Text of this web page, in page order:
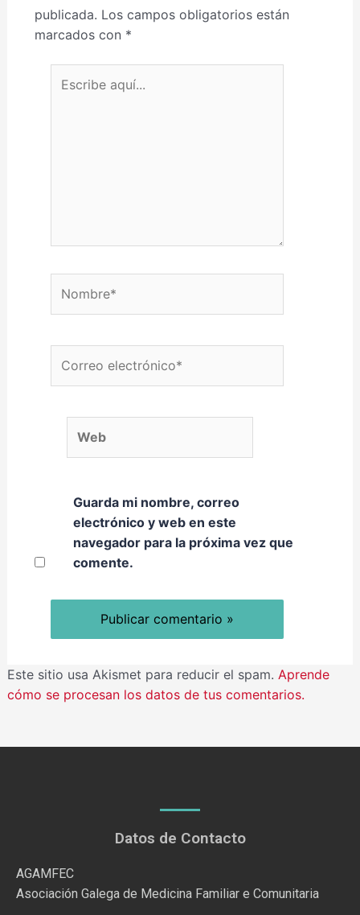
publicada. Los campos obligatorios están
marcados con *
Guarda mi nombre, correo
electrónico y web en este
navegador para la próxima vez que
comente.
Este sitio usa Akismet para reducir el spam. Aprende
cómo se procesan los datos de tus comentarios.
Datos de Contacto
AGAMFEC
Asociación Galega de Medicina Familiar e Comunitaria